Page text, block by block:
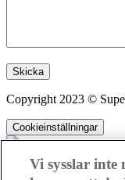
Lämna detta fält tomt.
Copyright 2023 ©
Cookieinställningar
Vi sysslar inte